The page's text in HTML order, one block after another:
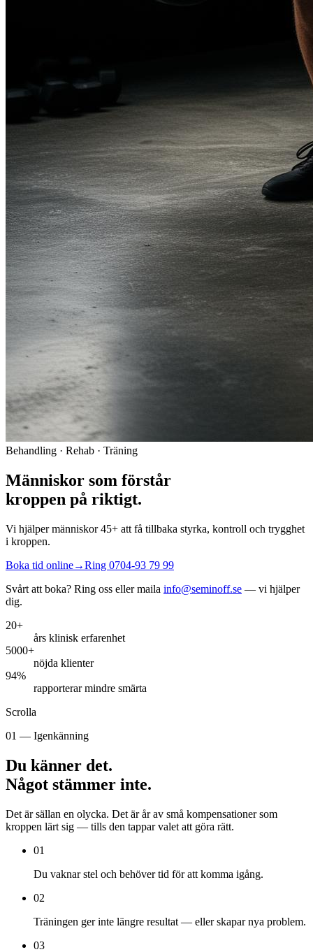
Behandling · Rehab · Träning
Människor som förstår
kroppen på riktigt.
Vi hjälper människor 45+ att få tillbaka styrka, kontroll och trygghet
i kroppen.
Boka tid online→Ring 0704-93 79 99
Svårt att boka? Ring oss eller maila info@seminoff.se — vi hjälper
dig.
20+
års klinisk erfarenhet
5000+
nöjda klienter
94%
rapporterar mindre smärta
Scrolla
01 — Igenkänning
Du känner det.
Något stämmer inte.
Det är sällan en olycka. Det är år av små kompensationer som
kroppen lärt sig — tills den tappar valet att göra rätt.
01
Du vaknar stel och behöver tid för att komma igång.
02
Träningen ger inte längre resultat — eller skapar nya problem.
03